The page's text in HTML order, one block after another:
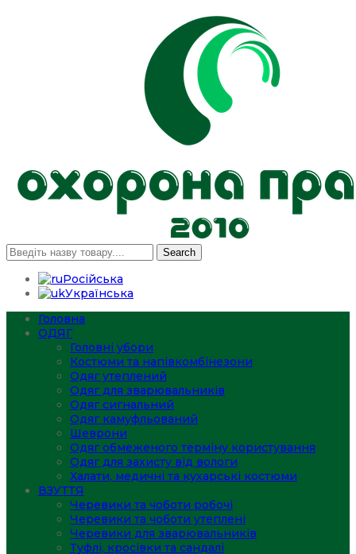
Search
Російська
Українська
Головна
ОДЯГ
Головні убори
Костюми та напівкомбінезони
Одяг утеплений
Одяг для зварювальників
Одяг сигнальний
Одяг камуфльований
Шеврони
Одяг обмеженого терміну користування
Одяг для захисту від вологи
Халати, медичні та кухарські костюми
ВЗУТТЯ
Черевики та чоботи робочі
Черевики та чоботи утеплені
Черевики для зварювальників
Туфлі, кросівки та сандалі